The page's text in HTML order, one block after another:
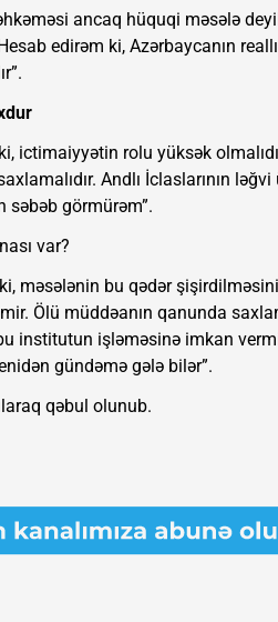
ancaq hüquqi məsələ
edirəm ki, Azərbaycanın
ictimaiyyətin rolu yüksək
Andlı İclaslarının
səbəb görmürəm”.
var?
məsələnin bu qədər
Ölü müddəanın qanunda
institutun işləməsinə imkan
gündəmə gələ bilər”.
qəbul olunub.